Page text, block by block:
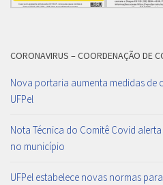
CORONAVIRUS – COORDENAÇÃO DE
Nova portaria aumenta medidas de
UFPel
Nota Técnica do Comitê Covid
no município
UFPel estabelece novas normas